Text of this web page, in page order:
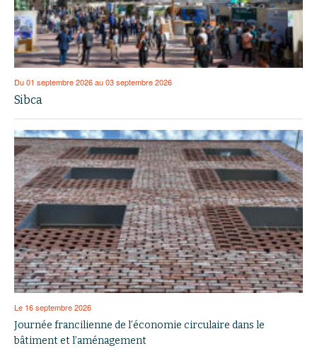
Du 01 septembre 2026 au 03 septembre 2026
Sibca
Le 16 septembre 2026
Journée francilienne de l’économie circulaire dans le
bâtiment et l’aménagement